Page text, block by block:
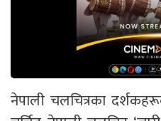
नेपाली चलचित्रका